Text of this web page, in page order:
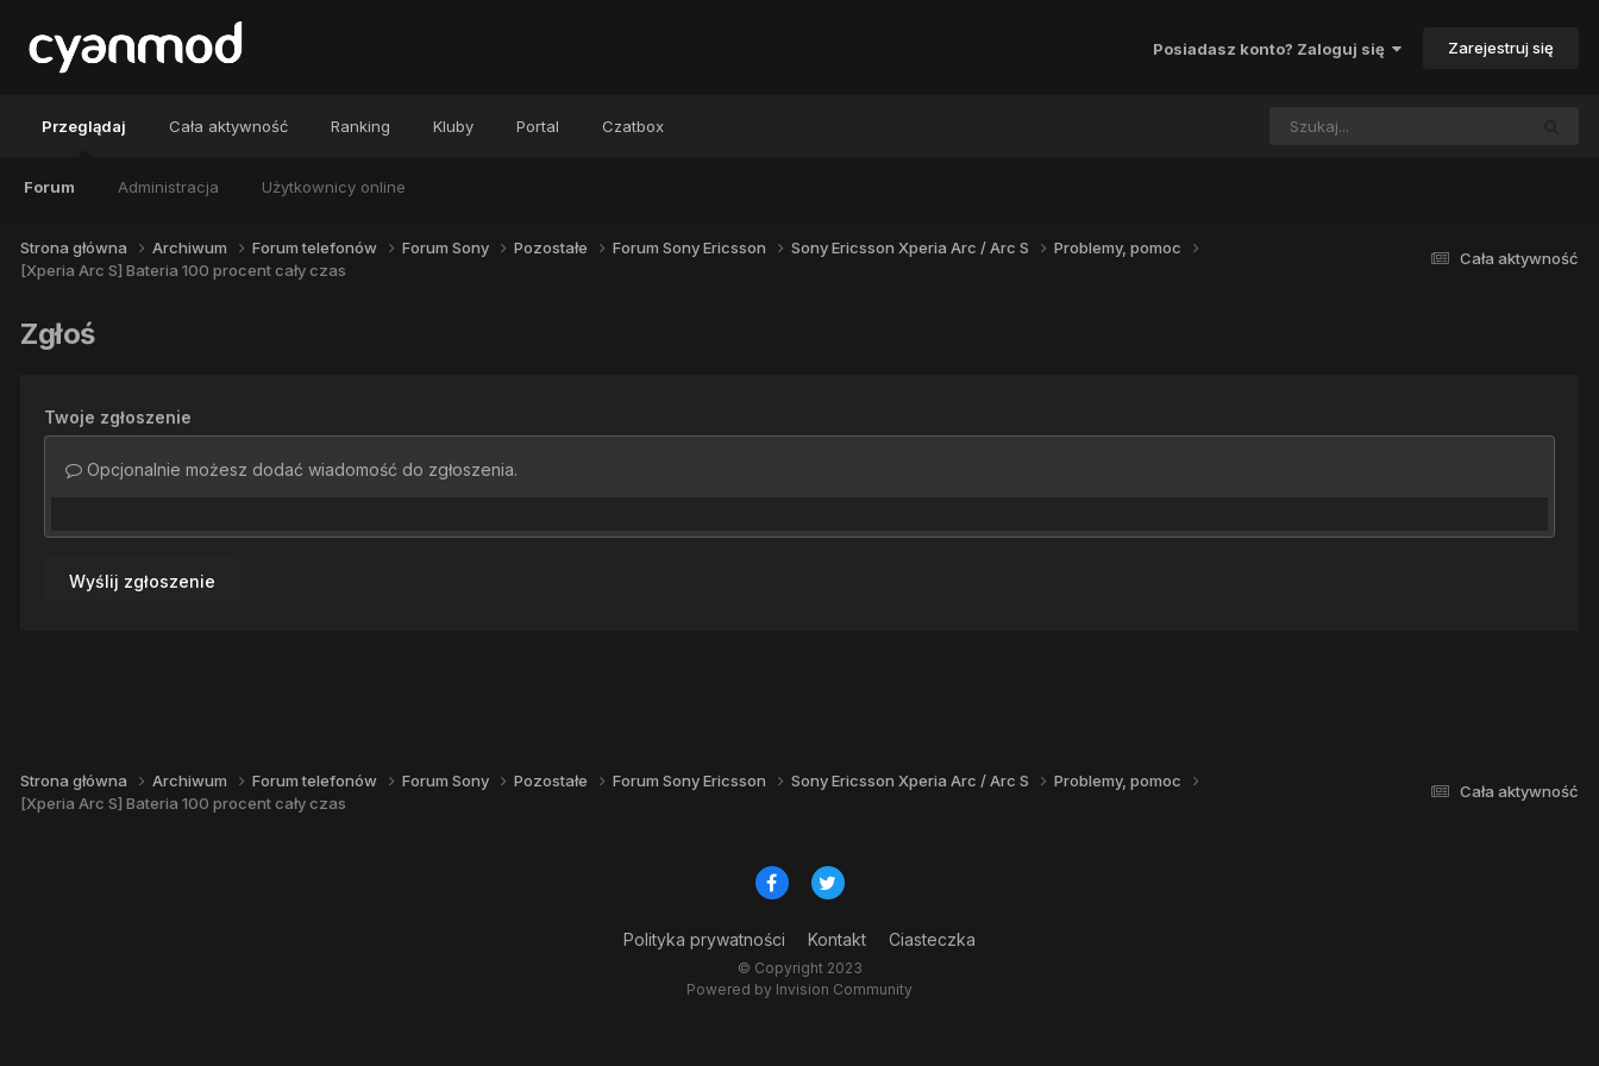
Posiadasz konto? Zaloguj się Zarejestruj się
Przeglądaj
Forum Administracja Użytkownicy online
Cała aktywność Ranking Kluby Portal Czatbox
Cała aktywność
Strona główna Archiwum Forum telefonów Forum Sony Pozostałe Forum Sony Ericsson Sony Ericsson Xperia Arc / Arc S
Problemy, pomoc
[Xperia Arc S] Bateria 100 procent cały czas
Zgłoś
Twoje zgłoszenie
Opcjonalnie możesz dodać wiadomość do zgłoszenia.
Wyślij zgłoszenie
Cała aktywność
Strona główna Archiwum Forum telefonów Forum Sony Pozostałe Forum Sony Ericsson Sony Ericsson Xperia Arc / Arc S
Problemy, pomoc
[Xperia Arc S] Bateria 100 procent cały czas
Polityka prywatności Kontakt Ciasteczka
© Copyright 2023
Powered by Invision Community